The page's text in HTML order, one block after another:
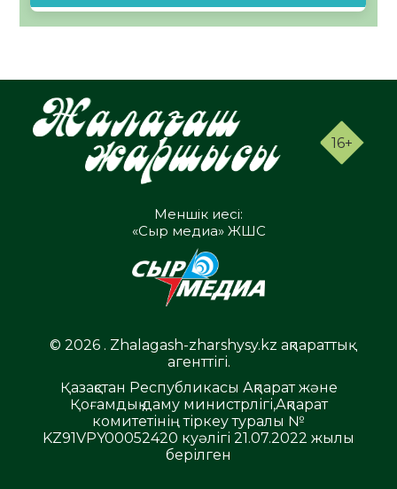
16+
Меншік иесі:
«Сыр медиа» ЖШС
© 2026 . Zhalagash-zharshysy.kz ақпараттық
агенттігі.
Қазақстан Республикасы Ақпарат және
Қоғамдық даму министрлігі,Ақпарат
комитетінің тіркеу туралы №
KZ91VPY00052420 куәлігі 21.07.2022 жылы
берілген